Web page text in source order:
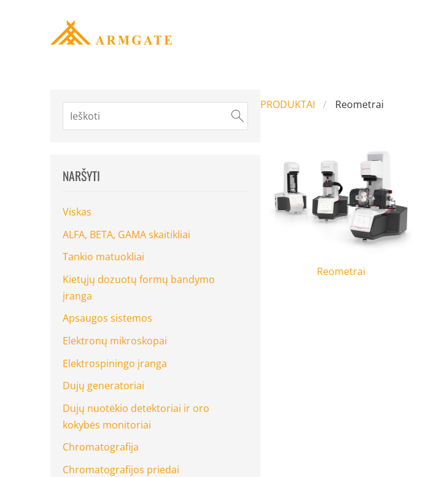
NARŠYTI
Viskas
ALFA, BETA, GAMA skaitikliai
Tankio matuokliai
Kietųjų dozuotų formų bandymo
įranga
Apsaugos sistemos
Elektronų mikroskopai
Elektrospiningo įranga
Dujų generatoriai
Dujų nuotėkio detektoriai ir oro
kokybės monitoriai
Chromatografija
Chromatografijos priedai
PRODUKTAI Reometrai
Reometrai